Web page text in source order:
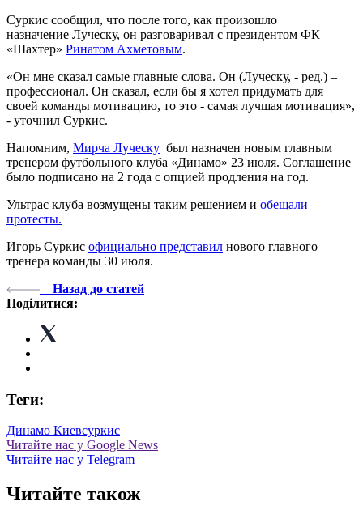
Суркис сообщил, что после того, как произошло
назначение Луческу, он разговаривал с президентом ФК
«Шахтер» Ринатом Ахметовым.
«Он мне сказал самые главные слова. Он (Луческу, - ред.) –
профессионал. Он сказал, если бы я хотел придумать для
своей команды мотивацию, то это - самая лучшая мотивация»,
- уточнил Суркис.
Напомним, Мирча Луческу был назначен новым главным
тренером футбольного клуба «Динамо» 23 июля. Соглашение
было подписано на 2 года с опцией продления на год.
Ультрас клуба возмущены таким решением и обещали
протесты.
Игорь Суркис официально представил нового главного
тренера команды 30 июля.
Назад до статей
Поділитися:
Теги:
Динамо Киевсуркис
Читайте нас у Google News
Читайте нас у Telegram
Читайте також